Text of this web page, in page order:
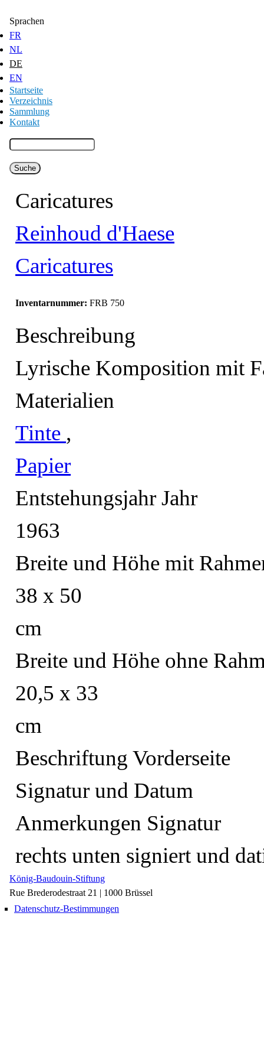
Sprachen
FR
NL
DE
EN
Startseite
Verzeichnis
Sammlung
Kontakt
Caricatures
Reinhoud d'Haese
Caricatures
Inventarnummer: FRB 750
Beschreibung
Lyrische Komposition mit
Materialien
Tinte ,
Papier
Entstehungsjahr Jahr
1963
Breite und Höhe mit
38 x 50
cm
Breite und Höhe ohne
20,5 x 33
cm
Beschriftung Vorderseite
Signatur und Datum
Anmerkungen Signatur
rechts unten signiert und
König-Baudouin-Stiftung
Rue Brederodestraat 21 | 1000 Brüssel
Datenschutz-Bestimmungen